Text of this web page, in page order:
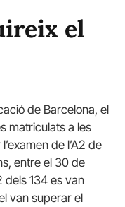
el
de Barcelona, el
matriculats a les
de l’A2 de
entre el 30 de
dels 134 es van
van superar el